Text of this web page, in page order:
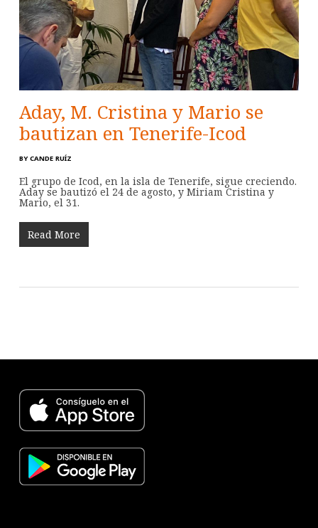
Aday, M. Cristina y Mario se
bautizan en Tenerife-Icod
BY CANDE RUÍZ
El grupo de Icod, en la isla de Tenerife, sigue creciendo.
Aday se bautizó el 24 de agosto, y Miriam Cristina y
Mario, el 31.
Read More